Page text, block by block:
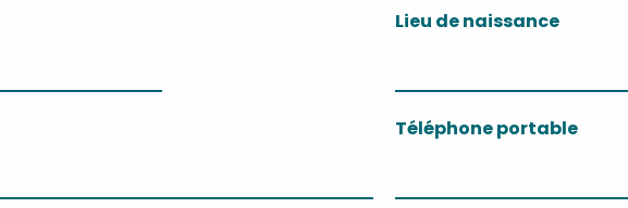
Lieu de naissance
Téléphone portable